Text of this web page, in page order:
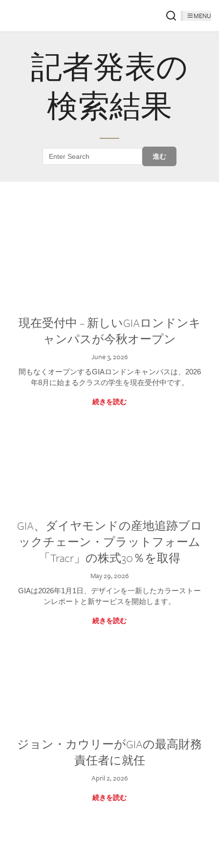
MENU
記者発表の
検索結果
進む
現在受付中 – 新しいGIAロンドンキ
ャンパスが今秋オープン
June 3, 2026
間もなくオープンするGIAロンドンキャンパスは、2026
年8月に始まるクラスの学生を現在受付中です。
続きを読む
GIA、ダイヤモンドの産地追跡ブロ
ックチェーン・プラットフォーム
「Tracr」の株式30％を取得
May 29, 2026
GIAは2026年1月1日、デザインを一新したカラーストー
ンレポートと新サービスを開始します。
続きを読む
ジョン・カウリーがGIAの最高財務
責任者に就任
April 2, 2026
続きを読む